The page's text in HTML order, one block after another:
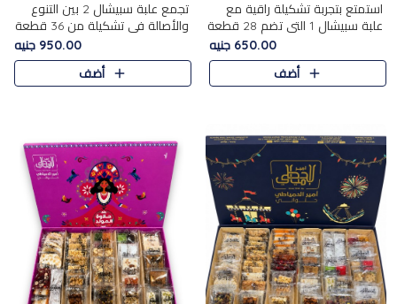
استمتع بتجربة تشكيلة راقية مع
علبة سبيشال 1 التي تضم 28 قطعة
من تشكيلة مختارة بعناية من أفخر
حلويات المولد المصرية الأصلية
الشرقية. تحتوي ال..
650.00 جنيه
أضف
تجمع علبة سبيشال 2 بين التنوع
والأصالة في تشكيلة من 36 قطعة
تضم أشهر حلويات المولد الشرقية.
تحتوي العلبة على الجزرية بالفول،
والجزرية بالبن..
950.00 جنيه
أضف